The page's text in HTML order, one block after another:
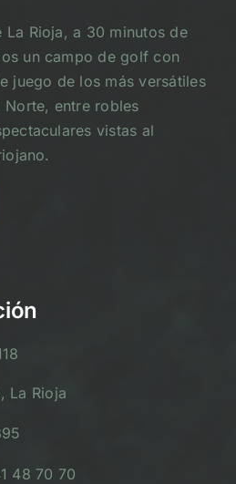
La Rioja, a 30 minutos de
un campo de golf con
juego de los más versátiles
entre robles
vistas al
La Rioja
48 70 70